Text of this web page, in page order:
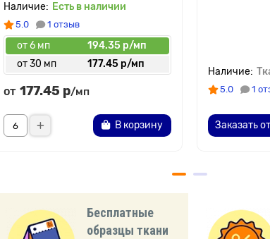
Есть в наличии
5.0 1 отзыв
от 6 мп
194.35 р/мп
от 30 мп
177.45 р/мп
от 177.45 р/мп
В корзину
5.0 1
Заказать
Бесплатные
образцы ткани